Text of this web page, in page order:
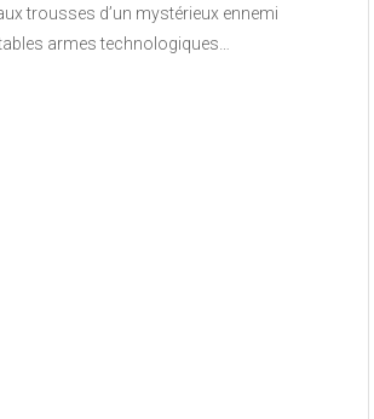
trousses d’un mystérieux ennemi
armes technologiques…